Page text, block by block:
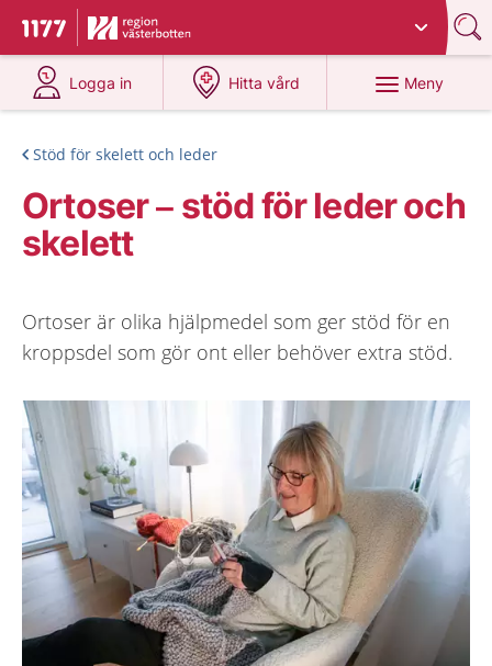
Till startsidan för 1177
Du har valt region
Logga in
på 1177.se
Hitta vård
på 1177.se
Meny
Stöd för skelett och leder
Ortoser – stöd för leder och
skelett
Ortoser är olika hjälpmedel som ger stöd för en
kroppsdel som gör ont eller behöver extra stöd.